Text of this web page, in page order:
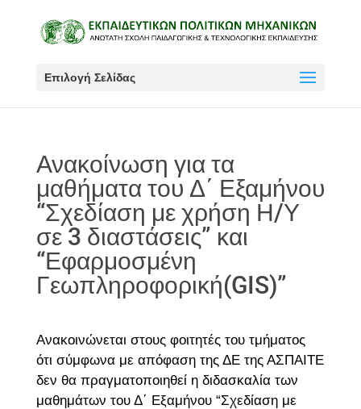
Επιλογή Σελίδας
Ανακοίνωση για τα
μαθήματα του Δ΄ Εξαμήνου
“Σχεδίαση με χρήση Η/Υ
σε 3 διαστάσεις” και
“Εφαρμοσμένη
Γεωπληροφορική(GIS)”
Ανακοινώνεται στους φοιτητές του τμήματος
ότι σύμφωνα με απόφαση της ΔΕ της ΑΣΠΑΙΤΕ
δεν θα πραγματοποιηθεί η διδασκαλία των
μαθημάτων του Δ΄ Εξαμήνου “Σχεδίαση με